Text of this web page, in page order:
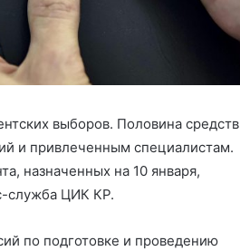
выборов. Половина средств
и привлеченным специалистам.
назначенных на 10 января,
служба ЦИК КР.
по подготовке и проведению